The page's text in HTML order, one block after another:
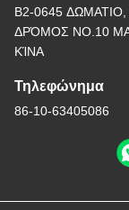
B2-0645
ΔΡΌΜΟΣ NO.10
ΚΊΝΑ
Τηλεφώνημα
86-10-63405086